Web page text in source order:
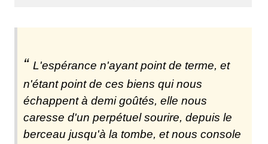
L'espérance n'ayant point de terme, et
n'étant point de ces biens qui nous
échappent à demi goûtés, elle nous
caresse d'un perpétuel sourire, depuis le
berceau jusqu'à la tombe, et nous console